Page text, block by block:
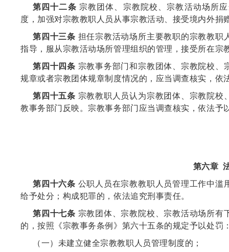
第四十二条 宗教团体、宗教院校、宗教活动场所
度，加强对宗教教职人员从事宗教活动、接受境内外捐
第四十三条 担任宗教活动场所主要教职的宗教教职
指导，服从宗教活动场所管理组织的管理，接受所在
第四十四条 宗教事务部门和宗教团体、宗教院校、
规章或者宗教团体规章制度情况的，应当调查核实，依
第四十五条 宗教教职人员认为宗教团体、宗教院校
教事务部门反映。宗教事务部门应当调查核实，依法予
第六章
第四十六条 公职人员在宗教教职人员管理工作中滥
给予处分；构成犯罪的，依法追究刑事责任。
第四十七条 宗教团体、宗教院校、宗教活动场所有
的，按照《宗教事务条例》第六十五条的规定予以处罚
（一）未建立健全宗教教职人员管理制度的；